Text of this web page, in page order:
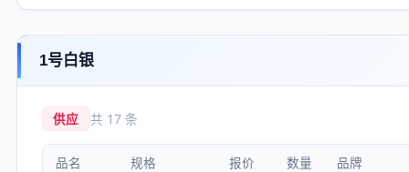
1号白银
供应 共 17 条
品名 规格 报价 数量 品牌